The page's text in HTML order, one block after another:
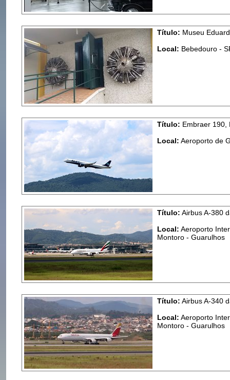
Título: Museu
Local: Bebedouro -
Título: Embraer 190,
Local: Aeroporto de
Título: Airbus A-380
Local: Aeroporto
Montoro - Guarulhos
Título: Airbus A-340
Local: Aeroporto
Montoro - Guarulhos